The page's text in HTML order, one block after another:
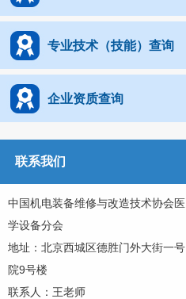
专业技术（技能）查询
企业资质查询
联系我们
中国机电装备维修与改造技术协会医
学设备分会
地址：北京西城区德胜门外大街一号
院9号楼
联系人：王老师